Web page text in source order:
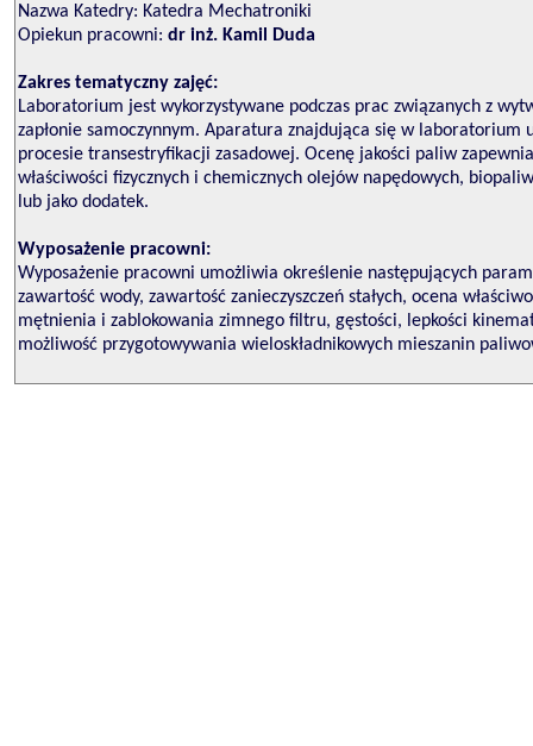
Nazwa Katedry: Katedra Mechatroniki
Opiekun pracowni: dr inż. Kamil Duda
Zakres tematyczny zajęć:
Laboratorium jest wykorzystywane podczas prac związanych z
zapłonie samoczynnym. Aparatura znajdująca się w
procesie transestryfikacji zasadowej. Ocenę jakości paliw
właściwości fizycznych i chemicznych olejów napędowych,
lub jako dodatek.
Wyposażenie pracowni:
Wyposażenie pracowni umożliwia określenie następujących
zawartość wody, zawartość zanieczyszczeń stałych, ocena
mętnienia i zablokowania zimnego filtru, gęstości, lepkości
możliwość przygotowywania wieloskładnikowych mieszanin